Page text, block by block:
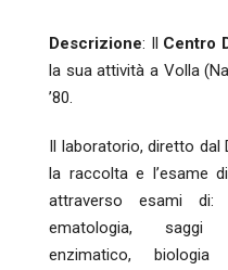
Descrizione: Il Centro
la sua attività a Volla
’80.
Il laboratorio, diretto dal
la raccolta e l’esame
attraverso esami di:
ematologia, saggi
enzimatico, biologia